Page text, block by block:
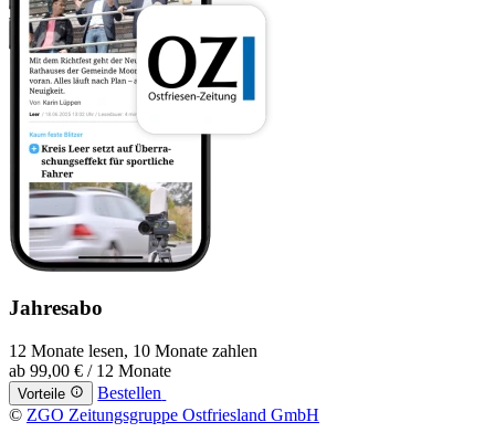
Jahresabo
12 Monate lesen, 10 Monate zahlen
ab 99,00 € / 12 Monate
Vorteile
Bestellen
© ZGO Zeitungsgruppe Ostfriesland GmbH